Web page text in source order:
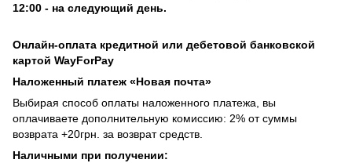
12:00 - на следующий день.
Онлайн-оплата кредитной или дебетовой банковской
картой WayForPay
Наложенный платеж «Новая почта»
Выбирая способ оплаты наложенного платежа, вы
оплачиваете дополнительную комиссию: 2% от суммы
возврата +20грн. за возврат средств.
Наличными при получении: